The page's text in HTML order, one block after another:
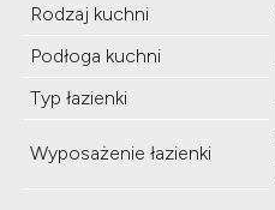
Rodzaj kuchni
Podłoga kuchni
Typ łazienki
Wyposażenie łazienki